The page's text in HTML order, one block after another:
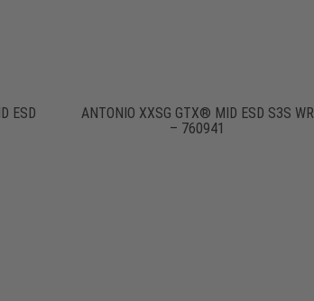
ESD
ANTONIO XXSG GTX® MID ESD S3S WR
– 760941